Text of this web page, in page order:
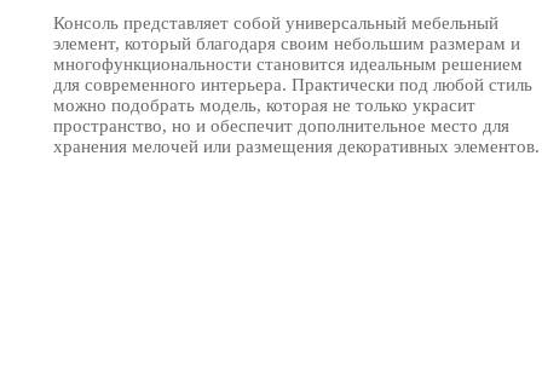
Консоль представляет собой универсальный мебельный
элемент, который благодаря своим небольшим размерам и
многофункциональности становится идеальным решением
для современного интерьера. Практически под любой стиль
можно подобрать модель, которая не только украсит
пространство, но и обеспечит дополнительное место для
хранения мелочей или размещения декоративных элементов.